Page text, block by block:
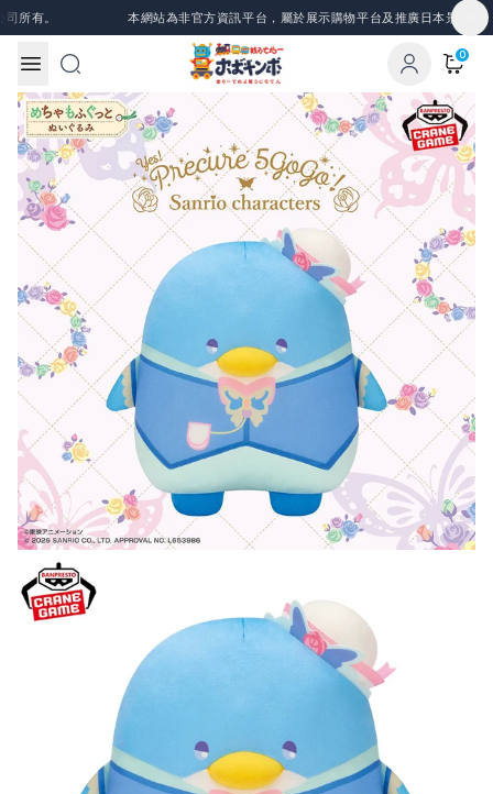
Skip to content
有。 本網站為非官方資訊平台，屬於展示購物平台及推廣日本景品、一
0